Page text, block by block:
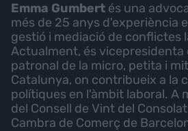
Emma Gumbert és una
més de 25 anys d'experiència
gestió i mediació de conflictes
Actualment, és vicepresidenta
patronal de la micro, petita i
Catalunya, on contribueix a la
polítiques en l'àmbit laboral. A
del Consell de Vint del
Cambra de Comerç de